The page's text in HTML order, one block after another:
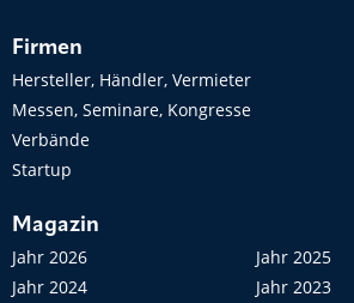
Firmen
Hersteller, Händler, Vermieter
Messen, Seminare, Kongresse
Verbände
Startup
Magazin
Jahr 2026
Jahr 2025
Jahr 2024
Jahr 2023